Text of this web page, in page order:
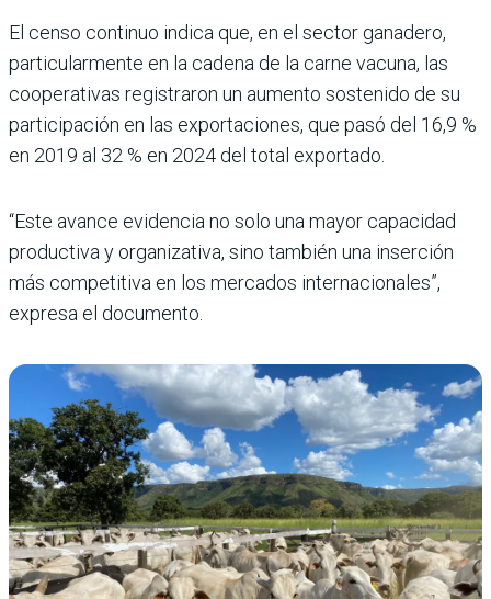
El censo continuo indica que, en el sector ganadero,
particularmente en la cadena de la carne vacuna, las
cooperativas registraron un aumento sostenido de su
participación en las exportaciones, que pasó del 16,9 %
en 2019 al 32 % en 2024 del total exportado.
“Este avance evidencia no solo una mayor capacidad
productiva y organizativa, sino también una inserción
más competitiva en los mercados internacionales”,
expresa el documento.